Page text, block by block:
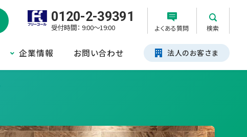
0120-2-39391
受付時間： 9:00～19:00 よくある質問 検索
企業情報 お問い合わせ 法人のお客さま